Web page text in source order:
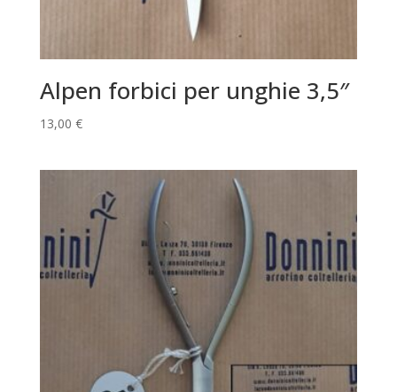
Alpen forbici per unghie 3,5″
13,00 €